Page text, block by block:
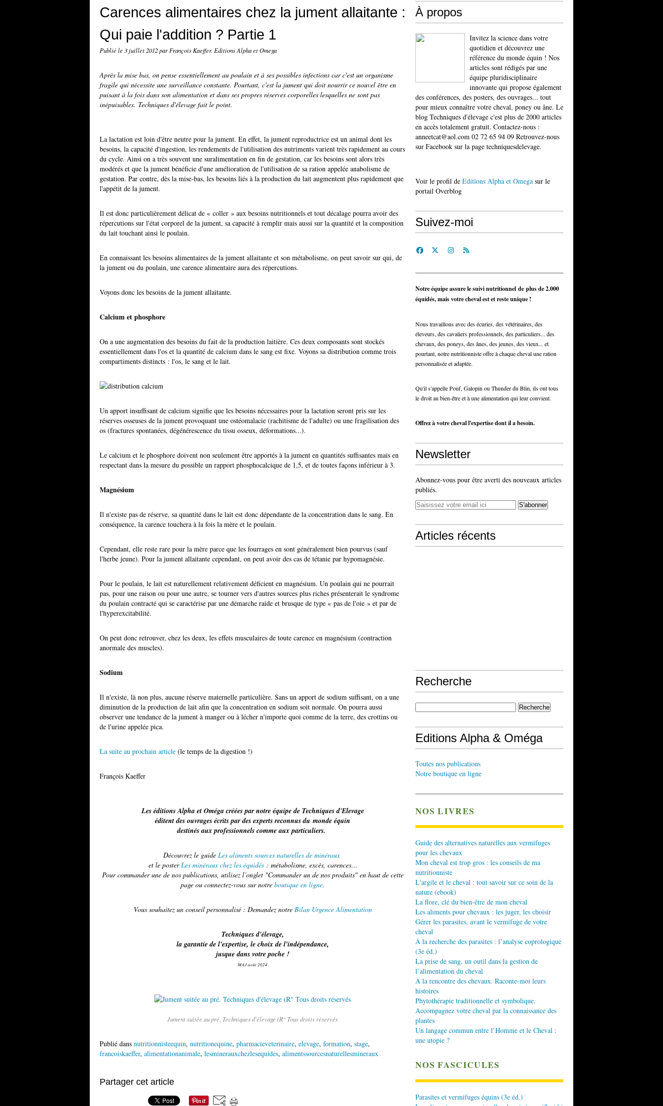
Carences alimentaires chez la jument allaitante :
Qui paie l'addition ? Partie 1
Publié le 3 juillet 2012par François Kaeffer. Editions Alpha et Omega
Après la mise bas, on pense essentiellement au poulain et à ses possibles infections car c'est un organisme
fragile qui nécessite une surveillance constante. Pourtant, c'est la jument qui doit nourrir ce nouvel être en
puisant à la fois dans son alimentation et dans ses propres réserves corporelles lesquelles ne sont pas
inépuisables. Techniques d'élevage fait le point.
La lactation est loin d'être neutre pour la jument. En effet, la jument reproductrice est un animal dont les
besoins, la capacité d'ingestion, les rendements de l'utilisation des nutriments varient très rapidement au cours
du cycle. Ainsi on a très souvent une suralimentation en fin de gestation, car les besoins sont alors très
modérés et que la jument bénéficie d'une amélioration de l'utilisation de sa ration appelée anabolisme de
gestation. Par contre, dès la mise-bas, les besoins liés à la production du lait augmentent plus rapidement que
l'appétit de la jument.
Il est donc particulièrement délicat de « coller » aux besoins nutritionnels et tout décalage pourra avoir des
répercutions sur l'état corporel de la jument, sa capacité à remplir mais aussi sur la quantité et la composition
du lait touchant ainsi le poulain.
En connaissant les besoins alimentaires de la jument allaitante et son métabolisme, on peut savoir sur qui, de
la jument ou du poulain, une carence alimentaire aura des répercutions.
Voyons donc les besoins de la jument allaitante.
Calcium et phosphore
On a une augmentation des besoins du fait de la production laitière. Ces deux composants sont stockés
essentiellement dans l'os et la quantité de calcium dans le sang est fixe. Voyons sa distribution comme trois
compartiments distincts : l'os, le sang et le lait.
Un apport insuffisant de calcium signifie que les besoins nécessaires pour la lactation seront pris sur les
réserves osseuses de la jument provoquant une ostéomalacie (rachitisme de l'adulte) ou une fragilisation des
os (fractures spontanées, dégénérescence du tissu osseux, déformations...).
Le calcium et le phosphore doivent non seulement être apportés à la jument en quantités suffisantes mais en
respectant dans la mesure du possible un rapport phosphocalcique de 1,5, et de toutes façons inférieur à 3.
Magnésium
Il n'existe pas de réserve, sa quantité dans le lait est donc dépendante de la concentration dans le sang. En
conséquence, la carence touchera à la fois la mère et le poulain.
Cependant, elle reste rare pour la mère parce que les fourrages en sont généralement bien pourvus (sauf
l'herbe jeune). Pour la jument allaitante cependant, on peut avoir des cas de tétanie par hypomagnésie.
Pour le poulain, le lait est naturellement relativement déficient en magnésium. Un poulain qui ne pourrait
pas, pour une raison ou pour une autre, se tourner vers d'autres sources plus riches présenterait le syndrome
du poulain contracté qui se caractérise par une démarche raide et brusque de type « pas de l'oie » et par de
l'hyperexcitabilité.
On peut donc retrouver, chez les deux, les effets musculaires de toute carence en magnésium (contraction
anormale des muscles).
Sodium
Il n'existe, là non plus, aucune réserve maternelle particulière. Sans un apport de sodium suffisant, on a une
diminution de la production de lait afin que la concentration en sodium soit normale. On pourra aussi
observer une tendance de la jument à manger ou à lécher n'importe quoi comme de la terre, des crottins ou
de l'urine appelée pica.
La suite au prochain article (le temps de la digestion !)
François Kaeffer
Les éditions Alpha et Oméga créées par notre équipe de Techniques d'Elevage
éditent des ouvrages écrits par des experts reconnus du monde équin
destinés aux professionnels comme aux particuliers.
Découvrez le guide Les aliments sources naturelles de minéraux
et le posterLes minéraux chez les équidés: métabolisme, excès, carences…
Pour commander une de nos publications, utilisez l’onglet "Commander un de nos produits" en haut de cette
page ou connectez-vous sur notre boutique en ligne.
Vous souhaitez un conseil personnalisé : Demandez notre Bilan Urgence Alimentation
Techniques d'élevage,
la garantie de l'expertise, le choix de l'indépendance,
jusque dans votre poche !
MAJ août 2024
Jument suitée au pré. Techniques d'élevage (R° Tous droits réservés
Publié dans nutritionnisteequin, nutritionequine, pharmacieveterinaire, elevage, formation, stage,
francoiskaeffer, alimentationanimale, lesminerauxchezlesequides, alimentssourcesnaturellesmineraux
Partager cet article
À propos
Invitez la science dans votre
quotidien et découvrez une
référence du monde équin ! Nos
articles sont rédigés par une
équipe pluridisciplinaire
innovante qui propose également
des conférences, des posters, des ouvrages... tout
pour mieux connaître votre cheval, poney ou âne. Le
blog Techniques d'élevage c'est plus de 2000 articles
en accès totalement gratuit. Contactez-nous :
anneetcat@aol.com 02 72 65 94 09 Retrouvez-nous
sur Facebook sur la page techniquesdelevage.
Voir le profil de Editions Alpha et Omega sur le
portail Overblog
Suivez-moi
Notre équipe assure le suivi nutritionnel de plus de 2.000
équidés, mais votre cheval est et reste unique !
Nous travaillons avec des écuries, des vétérinaires, des
éleveurs, des cavaliers professionnels, des particuliers... des
chevaux, des poneys, des ânes, des jeunes, des vieux... et
pourtant, notre nutritionniste offre à chaque cheval une ration
personnalisée et adaptée.
Qu'il s'appelle Pouf, Galopin ou Thunder du Blin, ils ont tous
le droit au bien-être et à une alimentation qui leur convient.
Offrez à votre cheval l'expertise dont il a besoin.
Newsletter
Abonnez-vous pour être averti des nouveaux articles
publiés.
Articles récents
Recherche
Editions Alpha & Oméga
Toutes nos publications
Notre boutique en ligne
NOS LIVRES
Guide des alternatives naturelles aux vermifuges
pour les chevaux
Mon cheval est trop gros : les conseils de ma
nutritionniste
L'argile et le cheval : tout savoir sur ce soin de la
nature (ebook)
La flore, clé du bien-être de mon cheval
Les aliments pour chevaux : les juger, les choisir
Gérer les parasites, avant le vermifuge de votre
cheval
À la recherche des parasites : l’analyse coprologique
(3e éd.)
La prise de sang, un outil dans la gestion de
l’alimentation du cheval
À la rencontre des chevaux. Raconte-moi leurs
histoires
Phytothérapie traditionnelle et symbolique.
Accompagnez votre cheval par la connaissance des
plantes
Un langage commun entre l’Homme et le Cheval :
une utopie ?
NOS FASCICULES
Parasites et vermifuges équins (3e éd.)